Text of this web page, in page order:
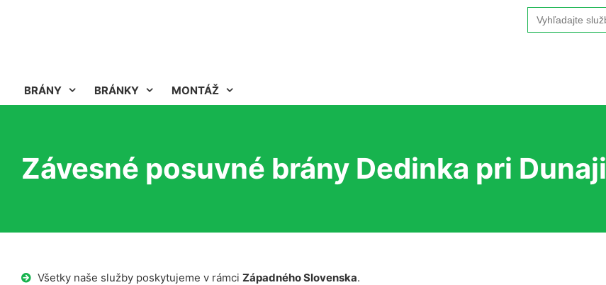
Search
for:
BRÁNY BRÁNKY MONTÁŽ
Závesné posuvné brány Dedinka pri Dunaji
Všetky naše služby poskytujeme v rámci Západného Slovenska.